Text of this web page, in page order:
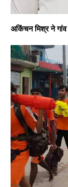
अकिंचन मिश्र ने गांव